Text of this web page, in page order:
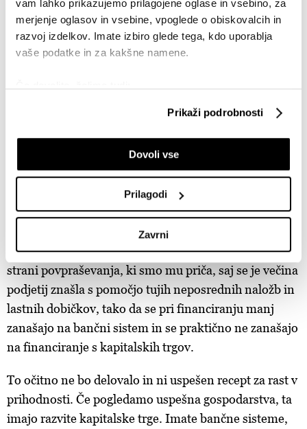
vam lahko prikazujemo prilagojene oglase in vsebino, za
merjenje oglasov in vsebine, vpoglede o obiskovalcih in
razvoj izdelkov. Imate izbiro glede tega, kdo uporablja
vaše podatke in za kakšne namene.
Identificirati napravo z aktivnim preverjanjem
lastnosti (odčitavanje prstnih odtisov)
Poglejte si še, kako se obdelujejo vaši osebni podatki in
nastavite svoje preference vrazdelku o podrobnostih
iz Izjave o piškotkih.
Skupni upravljavci obdelave so HD-WIN ARENA SPORT
d.o.o. inPartnerji. Več o podatkih, ki jih obdelujemo, in o
vaših pravicah glede teh podatkov najdete v našiPolitiki
zasebnosti, o piškotkih in drugih podobnih tehnologijah
pa v
Politiki piškotkov .
Piškotke lahko kadar koli ponovno prilagodite tako, da
kliknete možnost »Prikaži podrobnosti«. Privolitev lahko
Prikaži podrobnosti
Dovoli vse
Prilagodi
Zavrni
ne zagotavljajo. Zato so potrebni veliko globlji
kapitalski trgi.
Menim, da je to verjetno posledica obojega. Vidimo,
da imajo banke v regiji visoko likvidnost, imajo nizke
stroške in izdatke, a morajo ponuditi več storitev. Pri
pomanjkanju storitev gre lahko za posledico
pomanjkanja konkurence, ki ne spodbuja bank k
povečanju obsega storitev. Lahko pa je razlog tudi na
strani povpraševanja, ki smo mu priča, saj se je večina
podjetij znašla s pomočjo tujih neposrednih naložb in
lastnih dobičkov, tako da se pri financiranju manj
zanašajo na bančni sistem in se praktično ne zanašajo
na financiranje s kapitalskih trgov.
To očitno ne bo delovalo in ni uspešen recept za rast v
prihodnosti. Če pogledamo uspešna gospodarstva, ta
imajo razvite kapitalske trge. Imate bančne sisteme,